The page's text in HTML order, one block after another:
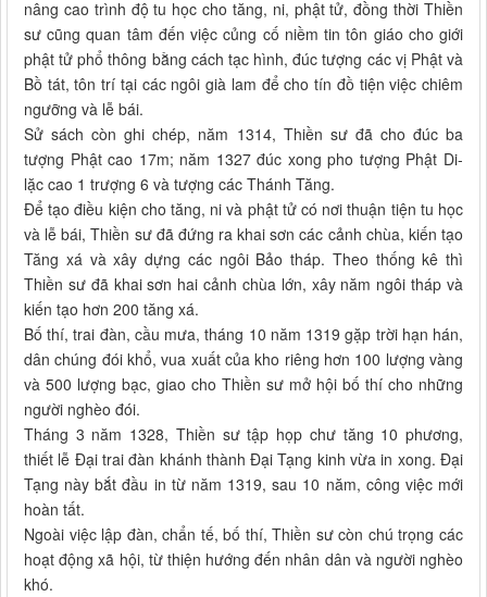
nâng cao trình độ tu học cho tăng, ni, phật tử, đồng thời Thiền
sư cũng quan tâm đến việc củng cố niềm tin tôn giáo cho giới
phật tử phổ thông bằng cách tạc hình, đúc tượng các vị Phật và
Bồ tát, tôn trí tại các ngôi già lam để cho tín đồ tiện việc chiêm
ngưỡng và lễ bái.
Sử sách còn ghi chép, năm 1314, Thiền sư đã cho đúc ba
tượng Phật cao 17m; năm 1327 đúc xong pho tượng Phật Di-
lặc cao 1 trượng 6 và tượng các Thánh Tăng.
Để tạo điều kiện cho tăng, ni và phật tử có nơi thuận tiện tu học
và lễ bái, Thiền sư đã đứng ra khai sơn các cảnh chùa, kiến tạo
Tăng xá và xây dựng các ngôi Bảo tháp. Theo thống kê thì
Thiền sư đã khai sơn hai cảnh chùa lớn, xây năm ngôi tháp và
kiến tạo hơn 200 tăng xá.
Bố thí, trai đàn, cầu mưa, tháng 10 năm 1319 gặp trời hạn hán,
dân chúng đói khổ, vua xuất của kho riêng hơn 100 lượng vàng
và 500 lượng bạc, giao cho Thiền sư mở hội bố thí cho những
người nghèo đói.
Tháng 3 năm 1328, Thiền sư tập họp chư tăng 10 phương,
thiết lễ Đại trai đàn khánh thành Đại Tạng kinh vừa in xong. Đại
Tạng này bắt đầu in từ năm 1319, sau 10 năm, công việc mới
hoàn tất.
Ngoài việc lập đàn, chẩn tế, bố thí, Thiền sư còn chú trọng các
hoạt động xã hội, từ thiện hướng đến nhân dân và người nghèo
khó.